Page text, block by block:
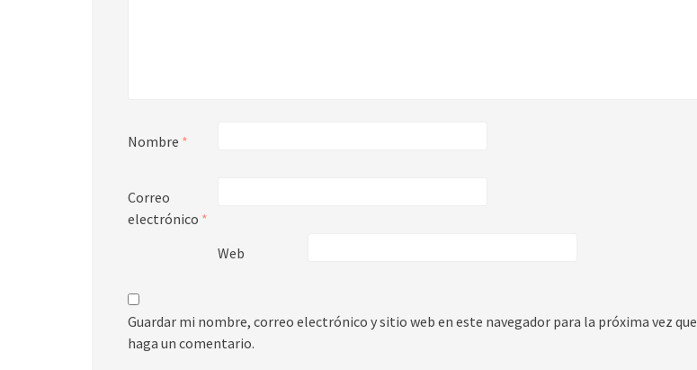
Nombre *
Correo
electrónico *
Web
Guardar mi nombre, correo electrónico y sitio web en este navegador para la próxima vez que
haga un comentario.